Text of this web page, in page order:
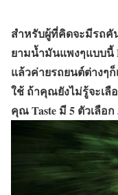
สำหรับผู้ที่คิดจะมีรถคั
ยามน้ำมันแพงๆแบบนี้
แล้วค่ายรถยนต์ต่างๆ
ใช้ ถ้าคุณยังไม่รู้จะเ
คุณ Taste มี 5 ตัวเลือก